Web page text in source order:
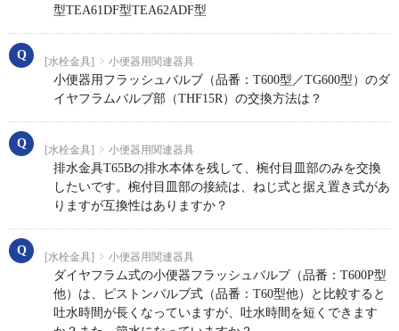
型TEA61DF型TEA62ADF型
[水栓金具] 小便器用関連器具
小便器用フラッシュバルブ（品番：T600型／TG600型）のダ
イヤフラムバルブ部（THF15R）の交換方法は？
[水栓金具] 小便器用関連器具
排水金具T65Bの排水本体を残して、椀付目皿部のみを交換
したいです。椀付目皿部の接続は、ねじ式と据え置き式があ
りますが互換性はありますか？
[水栓金具] 小便器用関連器具
ダイヤフラム式の小便器フラッシュバルブ（品番：T600P型
他）は、ピストンバルブ式（品番：T60型他）と比較すると
吐水時間が長くなっていますが、吐水時間を短くできます